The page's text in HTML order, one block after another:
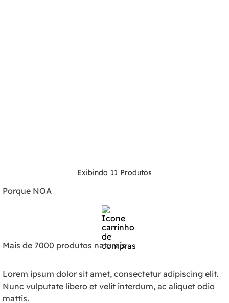
11
Porque NOA
Mais de 7000 produtos naturais
Lorem ipsum dolor sit amet, consectetur adipiscing elit.
Nunc vulputate libero et velit interdum, ac aliquet odio
mattis.